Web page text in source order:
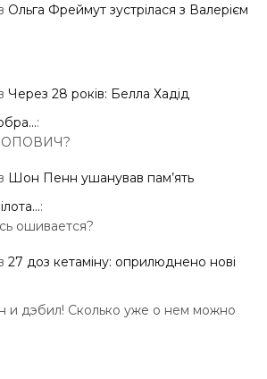
Ольга Фреймут зустрілася з Валерієм
Через 28 років: Белла Хадід
:
Шон Пенн ушанував пам’ять
:
ошивается?
27 доз кетаміну: оприлюднено нові
и дэбил! Сколько уже о нем можно